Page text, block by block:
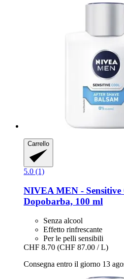
Carrello
5.0 (1)
NIVEA MEN -​ Sensitive
Dopobarba, 100 ml
Senza alcool
Effetto rinfrescante
Per le pelli sensibili
CHF 8.70 (CHF 87.00 / L)
Consegna entro il giorno 13